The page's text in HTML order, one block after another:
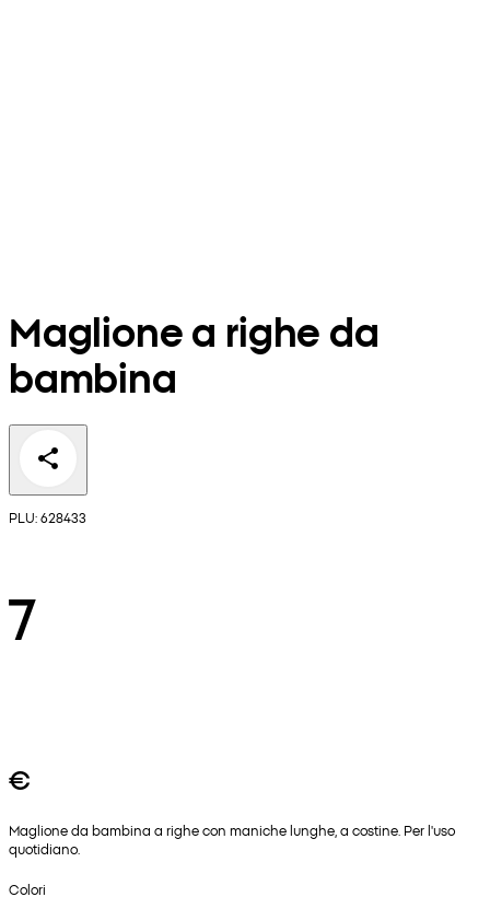
Maglione a righe da
bambina
PLU: 628433
7
€
Maglione da bambina a righe con maniche lunghe, a costine. Per l'uso
quotidiano.
Colori